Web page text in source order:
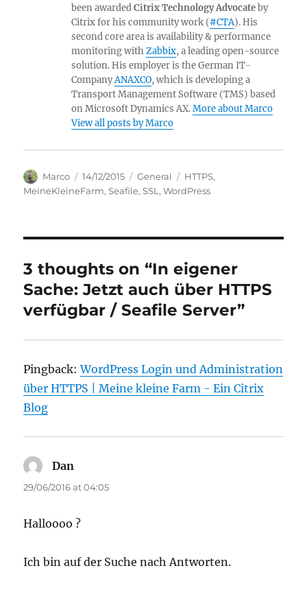
been awardedCitrix Technology Advocateby
Citrix for his community work (#CTA). His
second core area is availability & performance
monitoring withZabbix, a leading open-source
solution. His employer is the German IT-
CompanyANAXCO, which is developing a
Transport Management Software (TMS) based
on Microsoft Dynamics AX.More about Marco
View all posts by Marco
Author
Marco
Posted
on
14/12/2015 Categories
General Tags
HTTPS,
MeineKleineFarm,Seafile,SSL ,WordPress
3 thoughts on “In eigener
Sache: Jetzt auch über HTTPS
verfügbar / Seafile Server”
Pingback:WordPress Login und Administration
über HTTPS | Meine kleine Farm - Ein Citrix
Blog
Dan
29/06/2016 at 04:05
Halloooo ?
Ich bin auf der Suche nach Antworten.